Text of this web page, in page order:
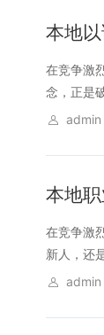
本地
在竞争激
念，正是
admin
本地
在竞争激
新人，还
admin